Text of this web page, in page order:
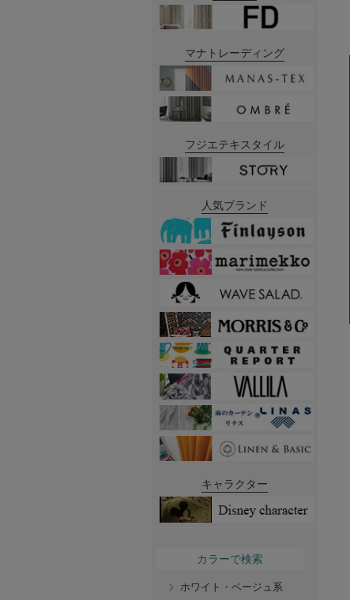
マナトレーディング
フジエテキスタイル
人気ブランド
キャラクター
カラーで検索
ホワイト・ベージュ系